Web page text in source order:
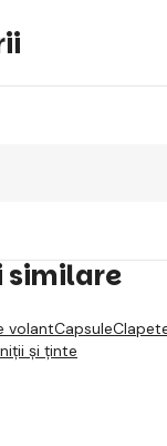
similare
volantCapsule
și ținte